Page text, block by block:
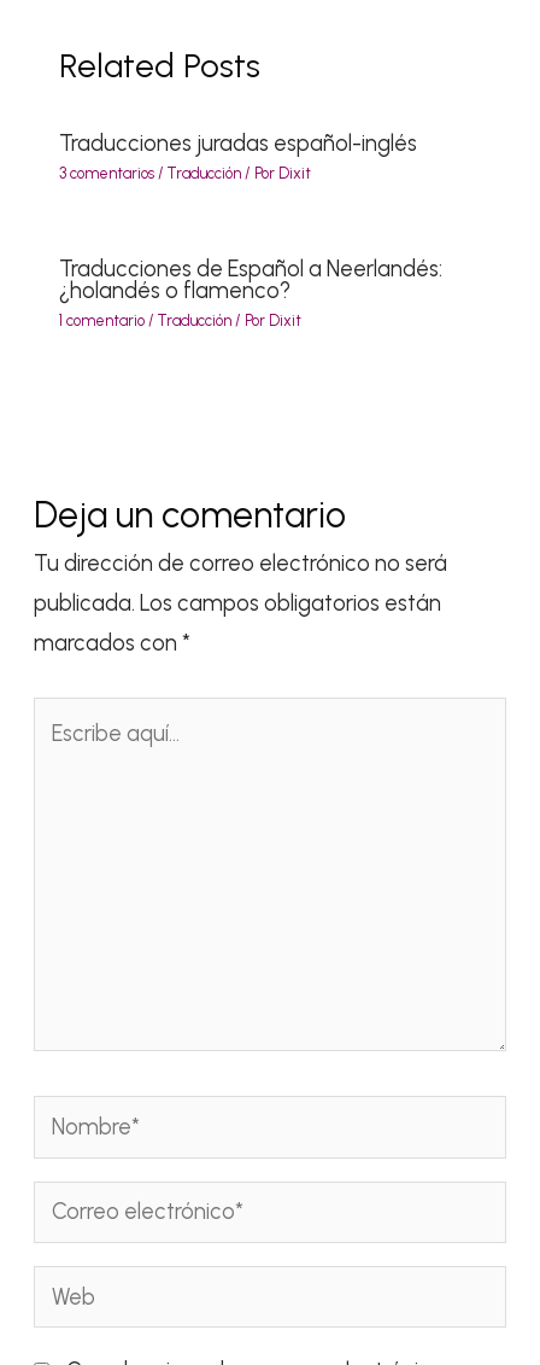
Related Posts
Traducciones juradas español-inglés
3 comentarios / Traducción/ Por Dixit
Traducciones de Español a Neerlandés:
¿holandés o flamenco?
1 comentario / Traducción/ Por Dixit
Deja un comentario
Tu dirección de correo electrónico no será
publicada. Los campos obligatorios están
marcados con*
Nombre*
Correo
electrónico*
Web